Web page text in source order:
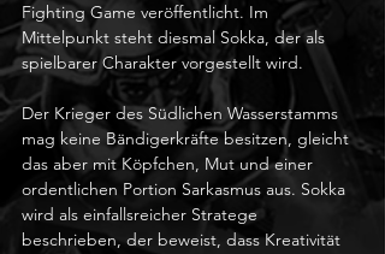
Fighting Game veröffentlicht. Im
Mittelpunkt steht diesmal Sokka, der als
spielbarer Charakter vorgestellt wird.
Der Krieger des Südlichen Wasserstamms
mag keine Bändigerkräfte besitzen, gleicht
das aber mit Köpfchen, Mut und einer
ordentlichen Portion Sarkasmus aus. Sokka
wird als einfallsreicher Stratege
beschrieben, der beweist, dass Kreativität